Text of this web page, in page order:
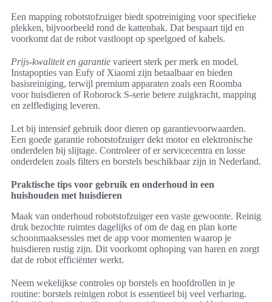
Een mapping robotstofzuiger biedt spotreiniging voor specifieke
plekken, bijvoorbeeld rond de kattenbak. Dat bespaart tijd en
voorkomt dat de robot vastloopt op speelgoed of kabels.
Prijs-kwaliteit en garantie varieert sterk per merk en model.
Instapopties van Eufy of Xiaomi zijn betaalbaar en bieden
basisreiniging, terwijl premium apparaten zoals een Roomba
voor huisdieren of Roborock S‑serie betere zuigkracht, mapping
en zelflediging leveren.
Let bij intensief gebruik door dieren op garantievoorwaarden.
Een goede garantie robotstofzuiger dekt motor en elektronische
onderdelen bij slijtage. Controleer of er servicecentra en losse
onderdelen zoals filters en borstels beschikbaar zijn in Nederland.
Praktische tips voor gebruik en onderhoud in een
huishouden met huisdieren
Maak van onderhoud robotstofzuiger een vaste gewoonte. Reinig
druk bezochte ruimtes dagelijks of om de dag en plan korte
schoonmaaksessies met de app voor momenten waarop je
huisdieren rustig zijn. Dit voorkomt ophoping van haren en zorgt
dat de robot efficiënter werkt.
Neem wekelijkse controles op borstels en hoofdrollen in je
routine: borstels reinigen robot is essentieel bij veel verharing.